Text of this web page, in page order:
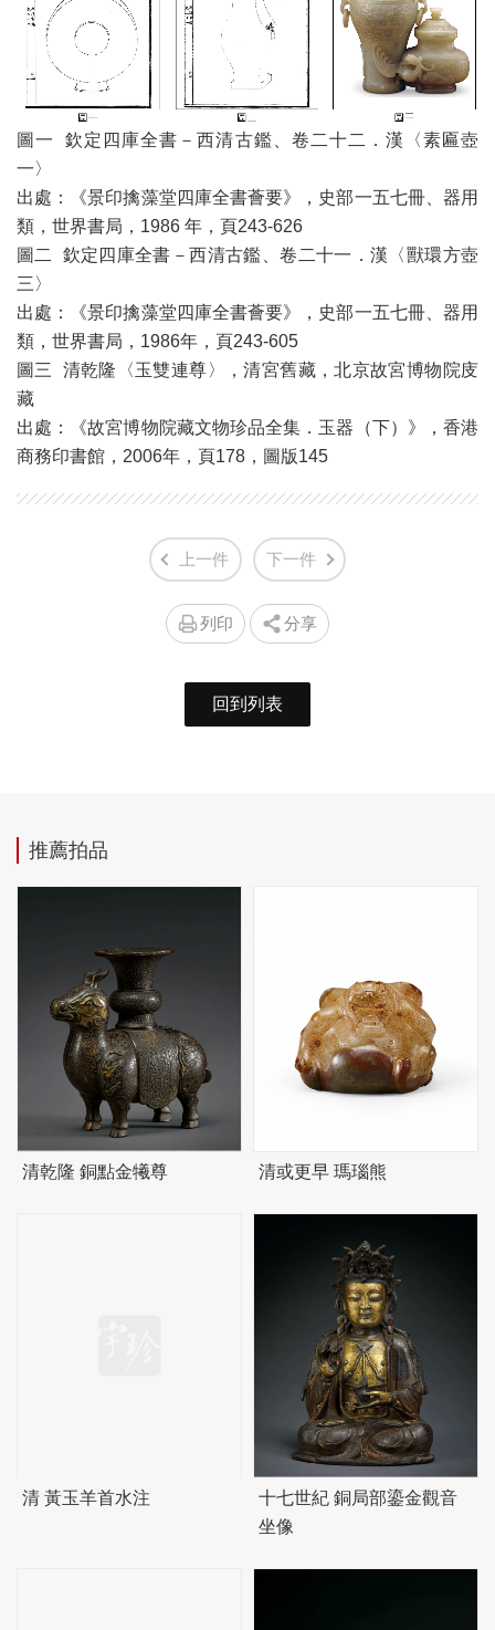
圖一 欽定四庫全書－西清古鑑、卷二十二．漢〈素匾壺
一〉
出處：《景印擒藻堂四庫全書薈要》，史部一五七冊、器用
類，世界書局，1986 年，頁243-626
圖二 欽定四庫全書－西清古鑑、卷二十一．漢〈獸環方壺
三〉
出處：《景印擒藻堂四庫全書薈要》，史部一五七冊、器用
類，世界書局，1986年，頁243-605
圖三 清乾隆〈玉雙連尊〉，清宮舊藏，北京故宮博物院庋
藏
出處：《故宮博物院藏文物珍品全集．玉器（下）》，香港
商務印書館，2006年，頁178，圖版145
上一件 下一件
列印 分享
回到列表
推薦拍品
清乾隆 銅點金犧尊 清或更早 瑪瑙熊
清 黃玉羊首水注
十七世紀 銅局部鎏金觀音
坐像